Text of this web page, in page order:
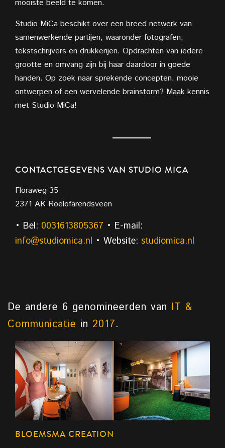
mooiste beeld te komen.
Studio MiCa beschikt over een breed netwerk van
samenwerkende partijen, waaronder fotografen,
tekstschrijvers en drukkerijen. Opdrachten van iedere
grootte en omvang zijn bij haar daardoor in goede
handen. Op zoek naar sprekende concepten, mooie
ontwerpen of een wervelende brainstorm? Maak kennis
met Studio MiCa!
CONTACTGEGEVENS VAN STUDIO MICA
Floraweg 35
2371 AK Roelofarendsveen
• Bel: 0031613805367 • E-mail:
info@studiomica.nl • Website: studiomica.nl
De andere 6 genomineerden van IT &
Communicatie in 2017.
BLOEMSMA CREATION